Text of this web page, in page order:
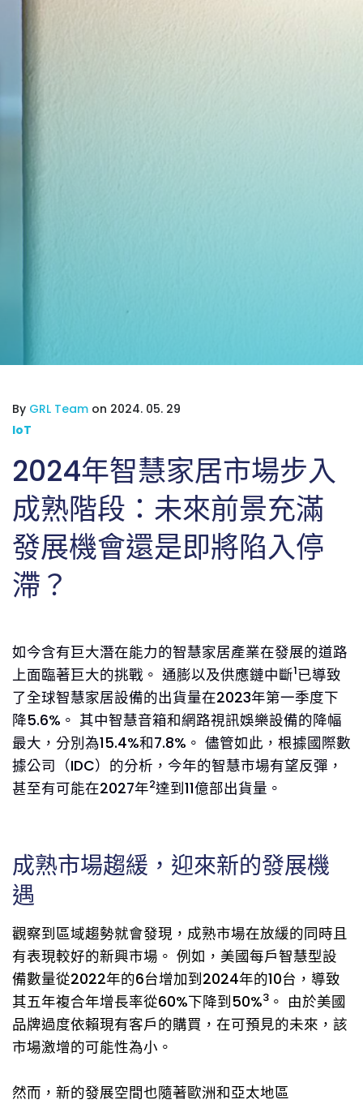
By GRL Team on 2024. 05. 29
IoT
2024年智慧家居市場步入
成熟階段：未來前景充滿
發展機會還是即將陷入停
滯？
如今含有巨大潛在能力的智慧家居產業在發展的道路
上面臨著巨大的挑戰。 通膨以及供應鏈中斷1已導致
了全球智慧家居設備的出貨量在2023年第一季度下
降5.6%。 其中智慧音箱和網路視訊娛樂設備的降幅
最大，分別為15.4%和7.8%。 儘管如此，根據國際數
據公司（IDC）的分析，今年的智慧市場有望反彈，
甚至有可能在2027年2達到11億部出貨量。
成熟市場趨緩，迎來新的發展機
遇
觀察到區域趨勢就會發現，成熟市場在放緩的同時且
有表現較好的新興市場。 例如，美國每戶智慧型設
備數量從2022年的6台增加到2024年的10台，導致
其五年複合年增長率從60%下降到50%3 。 由於美國
品牌過度依賴現有客戶的購買，在可預見的未來，該
市場激增的可能性為小。
然而，新的發展空間也隨著歐洲和亞太地區